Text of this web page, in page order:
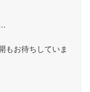
もお待ちしていま